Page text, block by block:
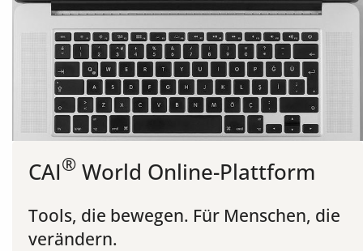
CAI® World Online-Plattform
Tools, die bewegen. Für Menschen, die
verändern.